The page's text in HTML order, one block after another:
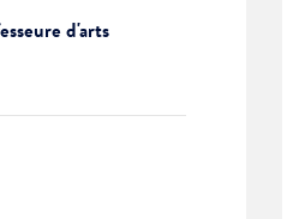
d'arts